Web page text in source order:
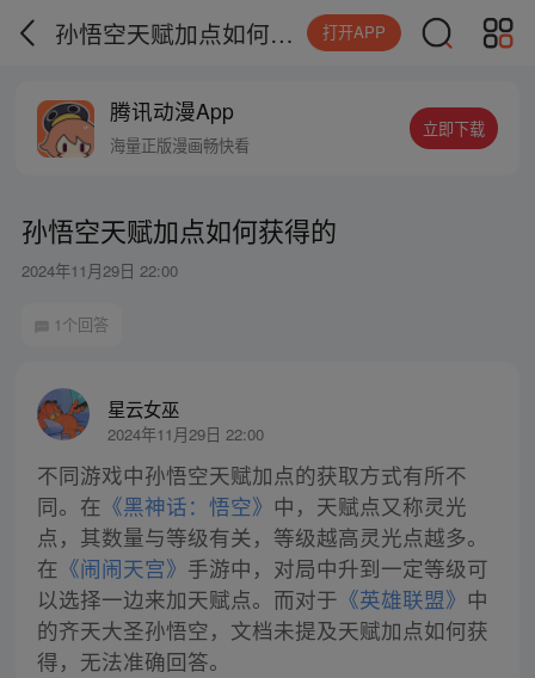
孙悟空天赋加点如何获得的 打开APP
腾讯动漫App
海量正版漫画畅快看
立即下载
孙悟空天赋加点如何获得的
2024年11月29日 22:00
1个回答
星云女巫
2024年11月29日 22:00
不同游戏中孙悟空天赋加点的获取方式有所不
同。在 《黑神话：悟空》 中，天赋点又称灵光
点，其数量与等级有关，等级越高灵光点越多。
在 《闹闹天宫》 手游中，对局中升到一定等级可
以选择一边来加天赋点。而对于 《英雄联盟》 中
的齐天大圣孙悟空，文档未提及天赋加点如何获
得，无法准确回答。